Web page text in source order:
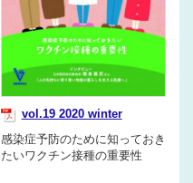
vol.19 2020 winter
感染症予防のために知っておき
たいワクチン接種の重要性